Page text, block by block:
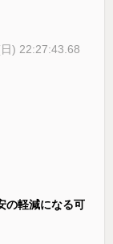
) 22:27:43.68
の軽減になる可